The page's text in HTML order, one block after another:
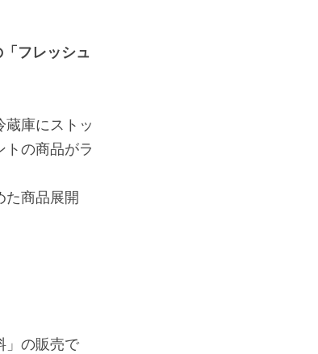
フレッシュ
庫にストッ
の商品がラ
た商品展開
」の販売で